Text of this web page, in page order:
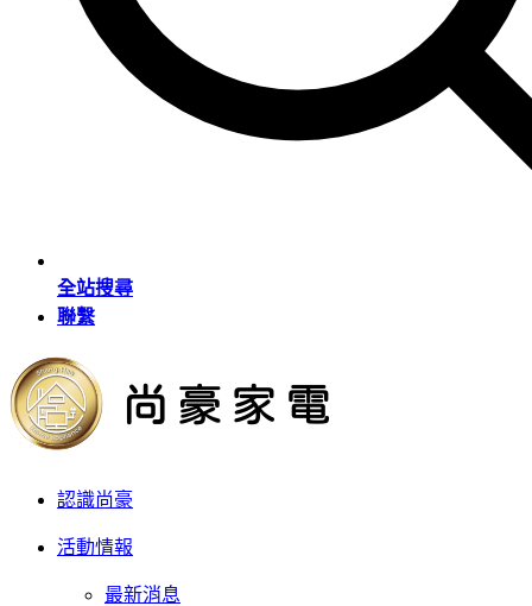
全站搜尋
聯繫
認識尚豪
活動情報
最新消息